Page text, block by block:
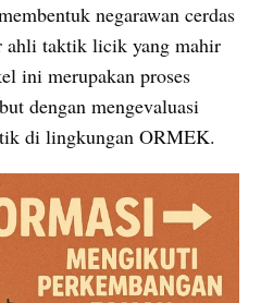
negarawan cerdas
ahli taktik licik yang mahir
ini merupakan proses
dengan mengevaluasi
di lingkungan ORMEK.